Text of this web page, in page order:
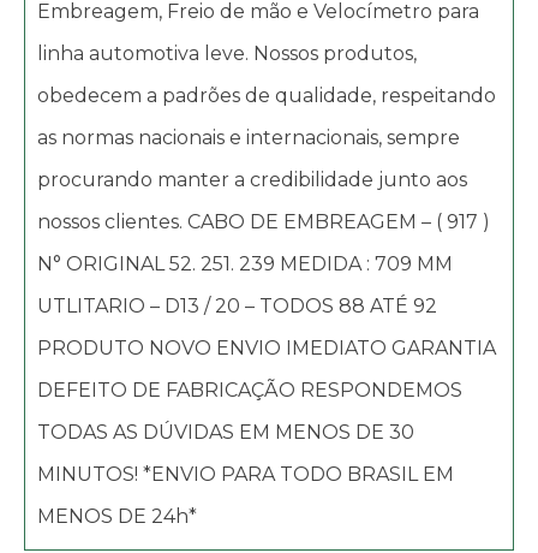
Embreagem, Freio de mão e Velocímetro para
linha automotiva leve. Nossos produtos,
obedecem a padrões de qualidade, respeitando
as normas nacionais e internacionais, sempre
procurando manter a credibilidade junto aos
nossos clientes. CABO DE EMBREAGEM – ( 917 )
N° ORIGINAL 52. 251. 239 MEDIDA : 709 MM
UTLITARIO – D13 / 20 – TODOS 88 ATÉ 92
PRODUTO NOVO ENVIO IMEDIATO GARANTIA
DEFEITO DE FABRICAÇÃO RESPONDEMOS
TODAS AS DÚVIDAS EM MENOS DE 30
MINUTOS! *ENVIO PARA TODO BRASIL EM
MENOS DE 24h*